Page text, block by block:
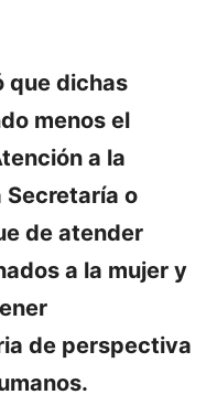
que dichas
menos el
a la
Secretaría o
de atender
a la mujer y
de perspectiva